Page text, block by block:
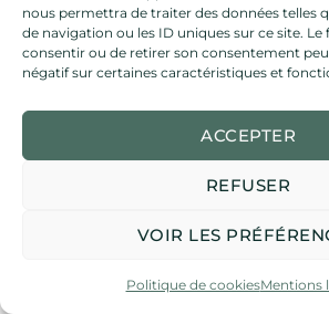
nous permettra de traiter des données telles
de navigation ou les ID uniques sur ce site. Le
consentir ou de retirer son consentement
négatif sur certaines caractéristiques et
ACCEPTER
REFUSER
VOIR LES
Politique de cookiesMentions